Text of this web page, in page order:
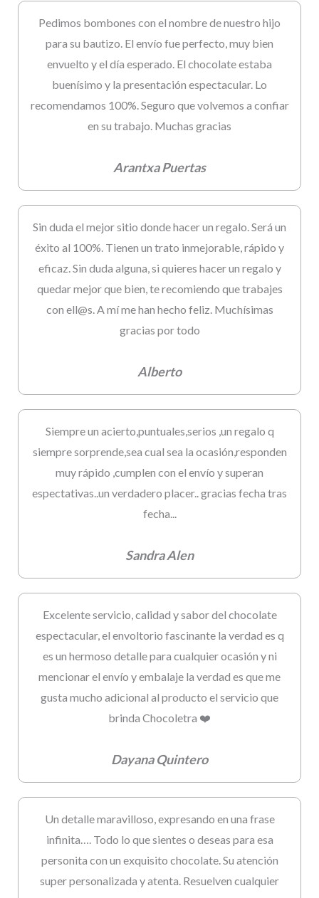
Pedimos bombones con el nombre de nuestro hijo
para su bautizo. El envío fue perfecto, muy bien
envuelto y el día esperado. El chocolate estaba
buenísimo y la presentación espectacular. Lo
recomendamos 100%. Seguro que volvemos a confiar
en su trabajo. Muchas gracias
Arantxa Puertas
Sin duda el mejor sitio donde hacer un regalo. Será un
éxito al 100%. Tienen un trato inmejorable, rápido y
eficaz. Sin duda alguna, si quieres hacer un regalo y
quedar mejor que bien, te recomiendo que trabajes
con ell@s. A mí me han hecho feliz. Muchísimas
gracias por todo
Alberto
Siempre un acierto,puntuales,serios ,un regalo q
siempre sorprende,sea cual sea la ocasión,responden
muy rápido ,cumplen con el envío y superan
espectativas..un verdadero placer.. gracias fecha tras
fecha...
Sandra Alen
Excelente servicio, calidad y sabor del chocolate
espectacular, el envoltorio fascinante la verdad es q
es un hermoso detalle para cualquier ocasión y ni
mencionar el envío y embalaje la verdad es que me
gusta mucho adicional al producto el servicio que
brinda Chocoletra ❤️
Dayana Quintero
Un detalle maravilloso, expresando en una frase
infinita…. Todo lo que sientes o deseas para esa
personita con un exquisito chocolate. Su atención
super personalizada y atenta. Resuelven cualquier